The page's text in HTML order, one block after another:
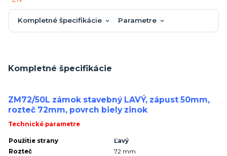
Kompletné špecifikácie Parametre
Kompletné špecifikácie
ZM72/50L zámok stavebný LAVÝ, zápust 50mm,
rozteč 72mm, povrch biely zinok
Technické parametre
Použitie strany
Ľavý
Rozteč
72 mm